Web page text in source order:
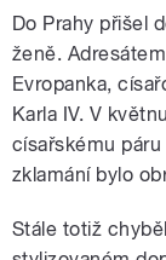
Do Prahy přišel
ženě.
Evropanka,
Karla IV. V
císařskému
zklamání bylo
Stále totiž